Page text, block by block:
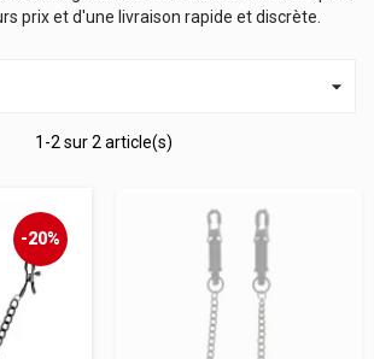
prix et d'une livraison rapide et discrète.

1-2 sur 2 article(s)
-20%